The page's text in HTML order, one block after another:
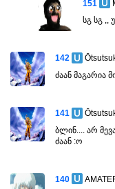
151
სგ სგ ,,
142
ძაან მაგარია
141
ბლინ.... არ
ძაან :ო
140